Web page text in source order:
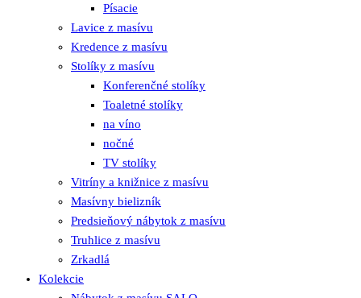
Písacie
Lavice z masívu
Kredence z masívu
Stolíky z masívu
Konferenčné stolíky
Toaletné stolíky
na víno
nočné
TV stolíky
Vitríny a knižnice z masívu
Masívny bielizník
Predsieňový nábytok z masívu
Truhlice z masívu
Zrkadlá
Kolekcie